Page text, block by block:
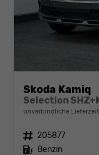
Skoda Kamiq
unverbindliche
Fahrzeugnr. 205877
Kraftstoff Benzin